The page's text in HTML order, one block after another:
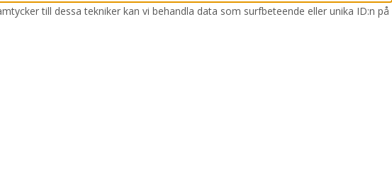
till dessa tekniker kan vi behandla data som surfbeteende eller unika ID:n på